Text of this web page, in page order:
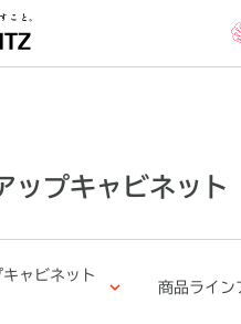
ップキャビネット
ャビネット
商品ライン